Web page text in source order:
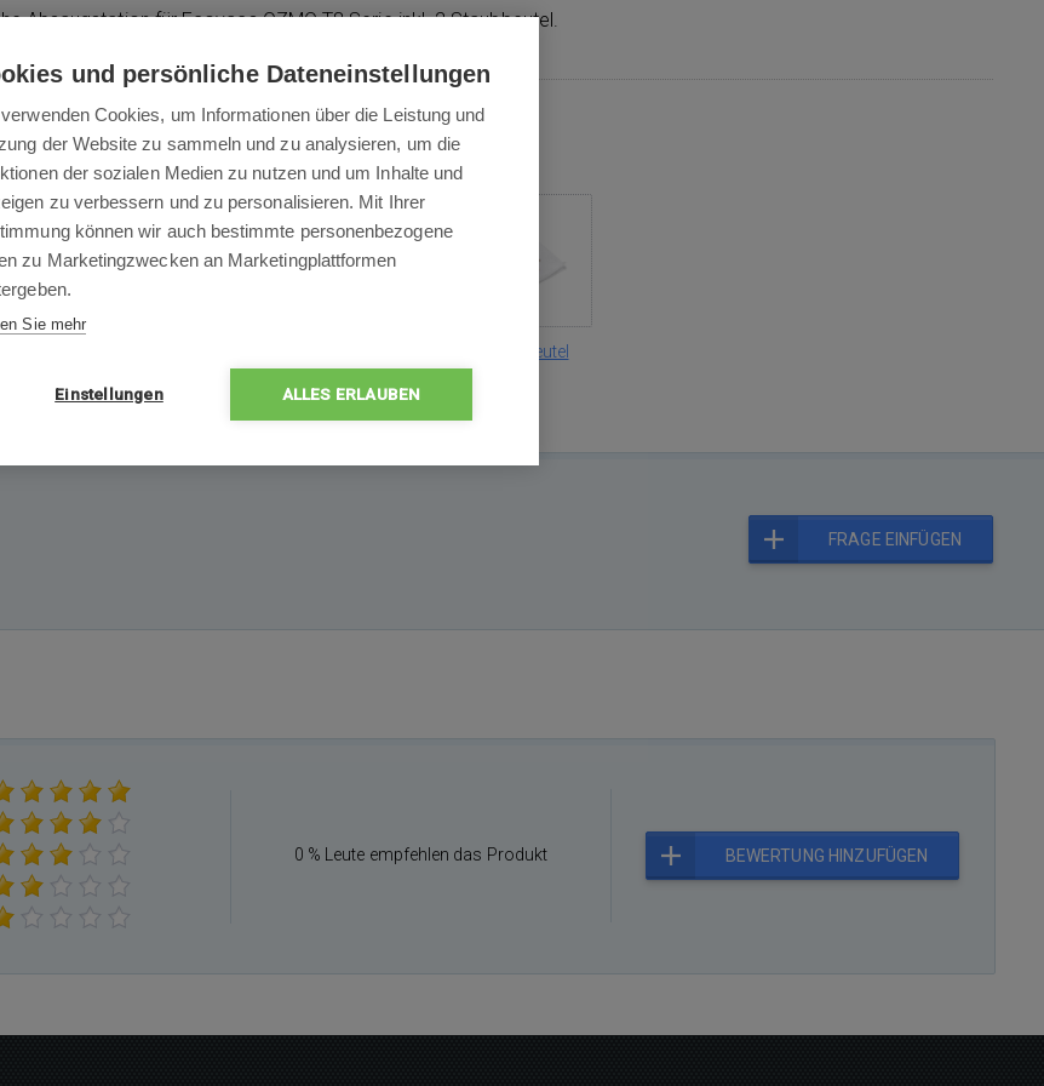
Absaugstation für Ecovacs OZMO T8 Serie inkl. 2 Staubbeutel.
Packungsinhalt
Staubbeutel
FRAGE EINFÜGEN
0 % Leute empfehlen das Produkt BEWERTUNG HINZUFÜGEN
und persönliche Dateneinstellungen
Cookies, um Informationen über die Leistung und
der Website zu sammeln und zu analysieren, um die
der sozialen Medien zu nutzen und um Inhalte und
zu verbessern und zu personalisieren. Mit Ihrer
können wir auch bestimmte personenbezogene
zu Marketingzwecken an Marketingplattformen
Sie mehr
Einstellungen ALLES ERLAUBEN